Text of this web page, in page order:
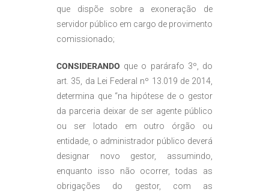
que dispõe sobre a exoneração de
servidor público em cargo de provimento
comissionado;
CONSIDERANDO que o parárafo 3º, do
art. 35, da Lei Federal nº 13.019 de 2014,
determina que “na hipótese de o gestor
da parceria deixar de ser agente público
ou ser lotado em outro órgão ou
entidade, o administrador público deverá
designar novo gestor, assumindo,
enquanto isso não ocorrer, todas as
obrigações do gestor, com as